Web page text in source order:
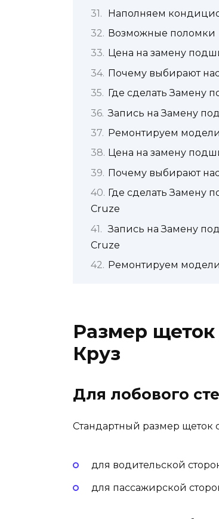
Наполняем
Возможные поломки
Цена на замену
Почему выбирают
Где сделать Замену
Запись на Замену
Ремонтируем
Цена на замену
Почему выбирают
Где сделать Замену
Cruze
Запись на Замену
Cruze
Ремонтируем
Размер
Круз
Для лобового
Стандартный размер щеток
для водительской
для пассажирской